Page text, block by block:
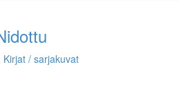
Kirjat / sarjakuvat